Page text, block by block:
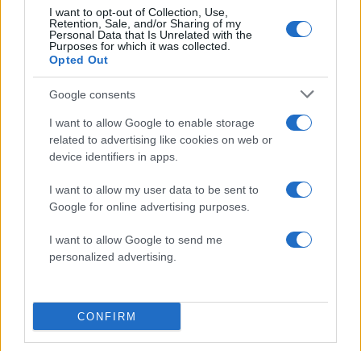
I want to opt-out of Collection, Use,
Retention, Sale, and/or Sharing of my
Personal Data that Is Unrelated with the
Purposes for which it was collected.
Opted Out
Google consents
I want to allow Google to enable storage
related to advertising like cookies on web or
device identifiers in apps.
I want to allow my user data to be sent to
Google for online advertising purposes.
I want to allow Google to send me
personalized advertising.
CONFIRM
Σχόλια
Φωτιά στον Κουβαρά
Αττικής: Μήνυμα του 112
για εκκένωση του Αγίου
Στυλιανού προς Καλύβια –
Διακοπή κυκλοφορίας στη
Λεωφόρο Λαυρίου
Η Μαρία
αντιληφθεί το
ο Θανάσης Αυγερινός